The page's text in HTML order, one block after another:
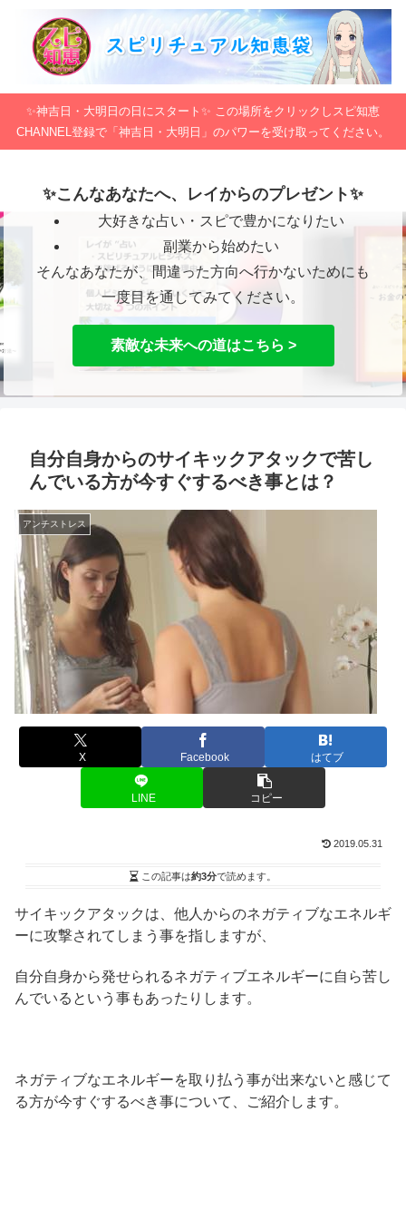
✨神吉日・大明日の日にスタート✨ この場所をクリックしスピ知恵
CHANNEL登録で「神吉日・大明日」のパワーを受け取ってください。
✨こんなあなたへ、レイからのプレゼント✨
大好きな占い・スピで豊かになりたい
副業から始めたい
そんなあなたが、間違った方向へ行かないためにも
一度目を通してみてください。
素敵な未来への道はこちら >
自分自身からのサイキックアタックで苦し
んでいる方が今すぐするべき事とは？
アンチストレス
X Facebook はてブ
LINE コピー
2019.05.31
この記事は約3分で読めます。
サイキックアタックは、他人からのネガティブなエネルギ
ーに攻撃されてしまう事を指しますが、
自分自身から発せられるネガティブエネルギーに自ら苦し
んでいるという事もあったりします。
ネガティブなエネルギーを取り払う事が出来ないと感じて
る方が今すぐするべき事について、ご紹介します。